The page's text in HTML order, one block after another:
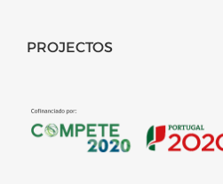
PROJECTOS